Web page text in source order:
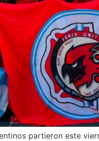
partieron este